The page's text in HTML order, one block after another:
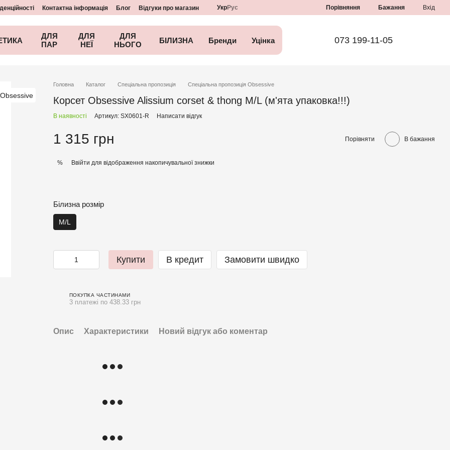
Контактна інформація Блог Відгуки про магазин УкрРус Порівняння Бажання Вхід
ДЛЯ
ПАР
ДЛЯ
НЕЇ
ДЛЯ
НЬОГО
БІЛИЗНА Бренди Уцінка 073 199-11-05
Головна Каталог Спеціальна пропозиція Спеціальна пропозиція Obsessive
Корсет Obsessive Alissium corset & thong M/L (м'ята упаковка!!!)
В наявності Артикул: SX0601-R Написати відгук
1 315 грн Порівняти В бажання
% Ввійти для відображення накопичувальної знижки
Білизна розмір
M/L
Купити В кредит Замовити швидко
ПОКУПКА ЧАСТИНАМИ
3 платежі по 438.33 грн
Опис Характеристики Новий відгук або коментар